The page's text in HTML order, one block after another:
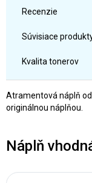
Recenzie
Súvisiace
Kvalita tonerov
Atramentová náplň
originálnou náplňou.
Náplň